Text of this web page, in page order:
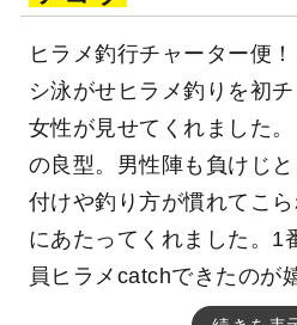
ヒラメ釣行チャーター便
シ泳がせヒラメ釣りを初
女性が見せてくれました
の良型。男性陣も負けじ
付けや釣り方が慣れてこ
にあたってくれました。1
員ヒラメcatchできたのが